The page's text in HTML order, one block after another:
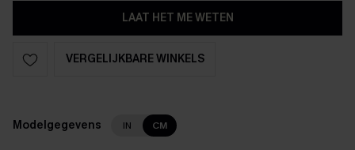
LAAT HET ME WETEN
VERGELIJKBARE WINKELS
Modelgegevens IN CM